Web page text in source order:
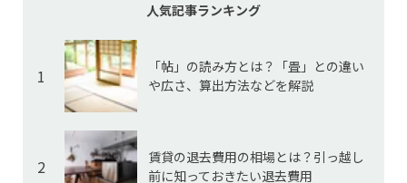
人気記事ランキング
1
「帖」の読み方とは？「畳」との違い
や広さ、算出方法などを解説
2
賃貸の退去費用の相場とは？引っ越し
前に知っておきたい退去費用